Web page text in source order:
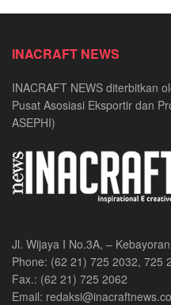
INACRAFT NEWS
INACRAFT NEWS diterbitkan
Pusat Asosiasi Eksportir dan
ASEPHI)
Jl. Wijaya I No.3A, –
Phone: (62 21) 725 2032, 725
Fax.: (62 21) 725 2062
Email: